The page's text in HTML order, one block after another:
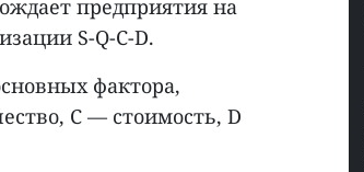
предприятия на
S-Q-C-D.
фактора,
C — стоимость, D